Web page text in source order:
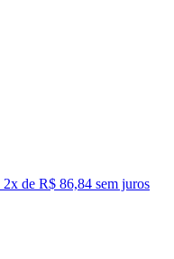
2x de R$ 86,84 sem juros